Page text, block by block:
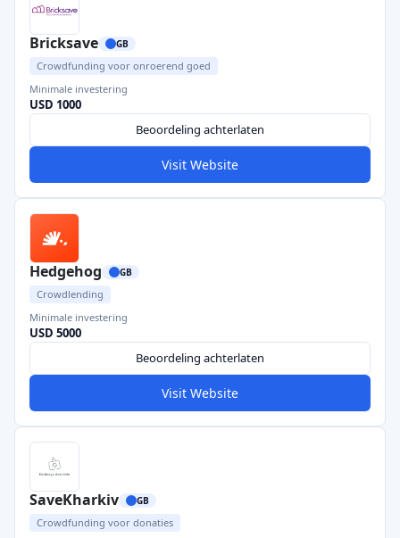
Bricksave GB
Crowdfunding voor onroerend goed
Minimale investering
USD 1000
Beoordeling achterlaten
Visit Website
Hedgehog GB
Crowdlending
Minimale investering
USD 5000
Beoordeling achterlaten
Visit Website
SaveKharkiv GB
Crowdfunding voor donaties